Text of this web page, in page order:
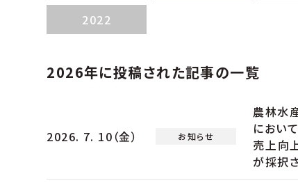
2022
2026年に投稿された記事の一覧
2026. 7. 10（金） お知らせ
農林水
におい
売上向
が採択